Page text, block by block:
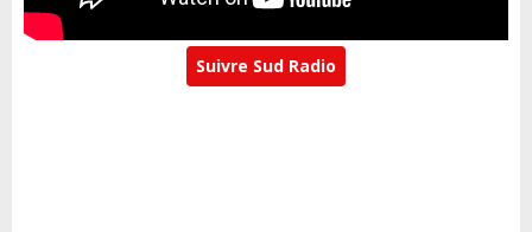
Suivre Sud Radio